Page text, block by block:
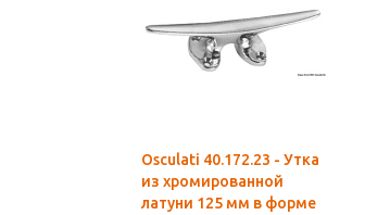
Osculati 40.172.23 - Утка
из хромированной
латуни 125 мм в форме